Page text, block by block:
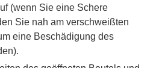
(wenn Sie eine Schere
Sie nah am verschweißten
eine Beschädigung des